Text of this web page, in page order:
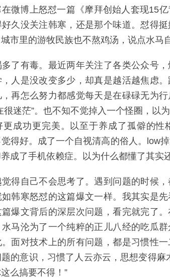
微博上怒怼一篇《摩拜创始人套现15
久没关注韩寒，还是那个味道。怼得
市里的游牧民族也不熬鸡汤，说点水马
了有毒。最近两年关注了各类公众号
人是没改变多少，却真是越活越焦虑
再怎么努力都感觉每天是在碌碌无为
很迷茫”。也不知不觉掉入一个怪圈，以
更成功更完美。以至于养成了孤僻的性
得好。成了一个自视清高的俗人。low
成了手机依赖症。以为什么都懂了其实
得自己不会思考了。遇到问题的时候
韩寒怒怼的这篇爆文一样。我其实是
爆文背后的深层次问题，看完就完了
马沦为了一个纯粹的正儿八经的吃瓜群
面对技术上的所有问题，都是习惯性
的意识，习惯了人云亦云，思想变得麻
么搞要不得！”